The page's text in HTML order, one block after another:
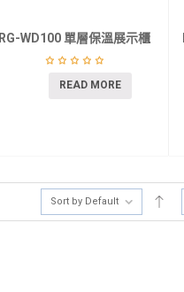
RG-WD100 單層保溫展示櫃
READ MORE
Sort by Default